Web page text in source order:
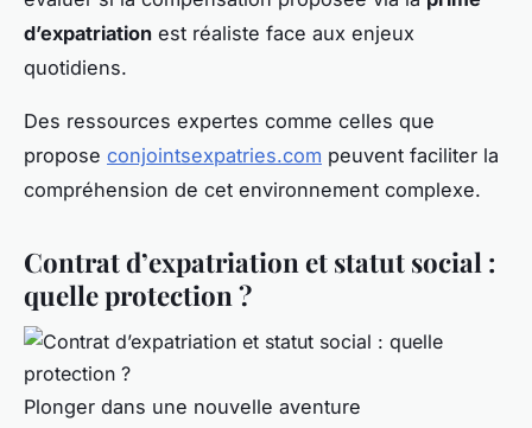
d’expatriation est réaliste face aux enjeux
quotidiens.
Des ressources expertes comme celles que
propose conjointsexpatries.com peuvent faciliter la
compréhension de cet environnement complexe.
Contrat d’expatriation et statut social :
quelle protection ?
Plonger dans une nouvelle aventure